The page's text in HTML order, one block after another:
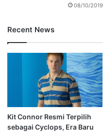
08/10/2019
Recent News
Kit Connor Resmi Terpilih
sebagai Cyclops, Era Baru